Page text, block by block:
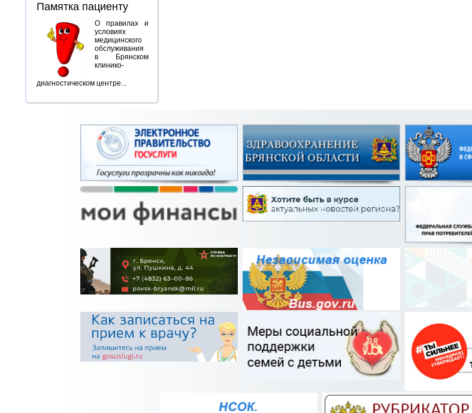
Памятка пациенту
О правилах и
условиях
медицинского
обслуживания
в Брянском
клинико-
диагностическом центре...